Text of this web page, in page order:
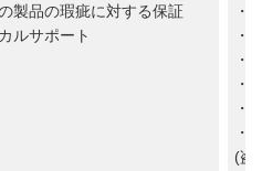
製品の瑕疵に対する保証
ルサポート
・
・
・
・
・
・
(盗